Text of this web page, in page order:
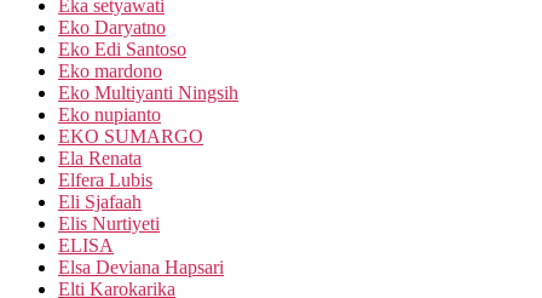
Eka setyawati
Eko Daryatno
Eko Edi Santoso
Eko mardono
Eko Multiyanti Ningsih
Eko nupianto
EKO SUMARGO
Ela Renata
Elfera Lubis
Eli Sjafaah
Elis Nurtiyeti
ELISA
Elsa Deviana Hapsari
Elti Karokarika